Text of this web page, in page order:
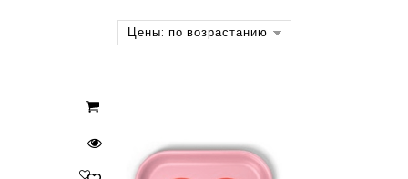
Цены: по возрастанию